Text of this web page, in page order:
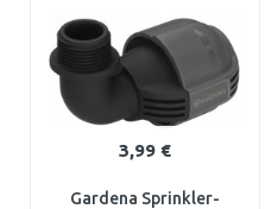
3,99 €
Gardena Sprinkler-